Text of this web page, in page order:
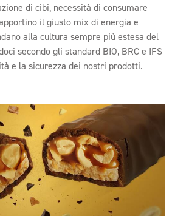
di cibi, necessità di consumare
il giusto mix di energia e
alla cultura sempre più estesa del
secondo gli standard BIO, BRC e IFS
e la sicurezza dei nostri prodotti.